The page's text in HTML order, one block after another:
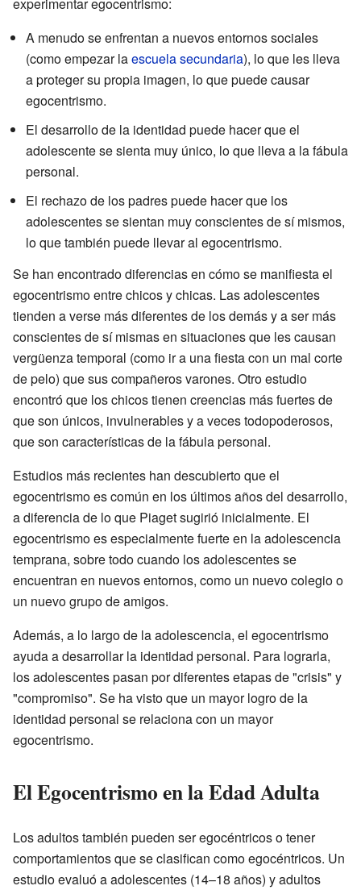
experimentar egocentrismo:
A menudo se enfrentan a nuevos entornos sociales
(como empezar laescuela secundaria), lo que les lleva
a proteger su propia imagen, lo que puede causar
egocentrismo.
El desarrollo de la identidad puede hacer que el
adolescente se sienta muy único, lo que lleva a la fábula
personal.
El rechazo de los padres puede hacer que los
adolescentes se sientan muy conscientes de sí mismos,
lo que también puede llevar al egocentrismo.
Se han encontrado diferencias en cómo se manifiesta el
egocentrismo entre chicos y chicas. Las adolescentes
tienden a verse más diferentes de los demás y a ser más
conscientes de sí mismas en situaciones que les causan
vergüenza temporal (como ir a una fiesta con un mal corte
de pelo) que sus compañeros varones. Otro estudio
encontró que los chicos tienen creencias más fuertes de
que son únicos, invulnerables y a veces todopoderosos,
que son características de la fábula personal.
Estudios más recientes han descubierto que el
egocentrismo es común en los últimos años del desarrollo,
a diferencia de lo que Piaget sugirió inicialmente. El
egocentrismo es especialmente fuerte en la adolescencia
temprana, sobre todo cuando los adolescentes se
encuentran en nuevos entornos, como un nuevo colegio o
un nuevo grupo de amigos.
Además, a lo largo de la adolescencia, el egocentrismo
ayuda a desarrollar la identidad personal. Para lograrla,
los adolescentes pasan por diferentes etapas de "crisis" y
"compromiso". Se ha visto que un mayor logro de la
identidad personal se relaciona con un mayor
egocentrismo.
El Egocentrismo en la Edad Adulta
Los adultos también pueden ser egocéntricos o tener
comportamientos que se clasifican como egocéntricos. Un
estudio evaluó a adolescentes (14–18 años) y adultos